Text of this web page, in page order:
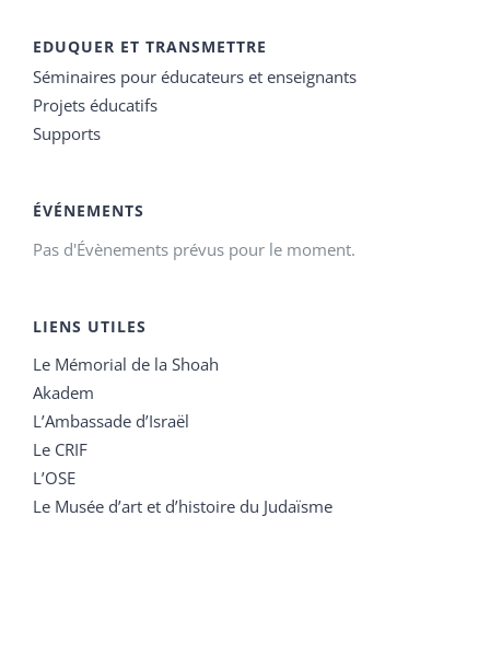
EDUQUER ET TRANSMETTRE
Séminaires pour éducateurs et enseignants
Projets éducatifs
Supports
ÉVÉNEMENTS
Pas d'Évènements prévus pour le moment.
LIENS UTILES
Le Mémorial de la Shoah
Akadem
L’Ambassade d’Israël
Le CRIF
L’OSE
Le Musée d’art et d’histoire du Judaïsme